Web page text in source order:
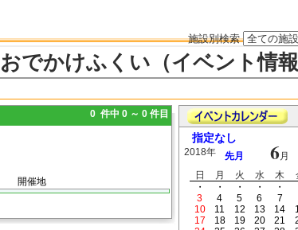
施設別検索
おでかけふくい（イベント情報
0 件中 0 ～ 0 件目
開催地
指定なし
2018年 先月 6月
日
月 火 水 木
・
・ ・ ・ ・
3
4 5 6 7
10
11 12 13 14
17
18 19 20 21